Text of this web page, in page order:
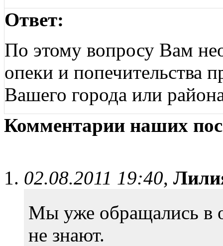
Ответ:
По этому вопросу Вам
опеки и попечительства
Вашего города или
Комментарии наших
02.08.2011 19:40,
Мы уже обращались в
не знают.